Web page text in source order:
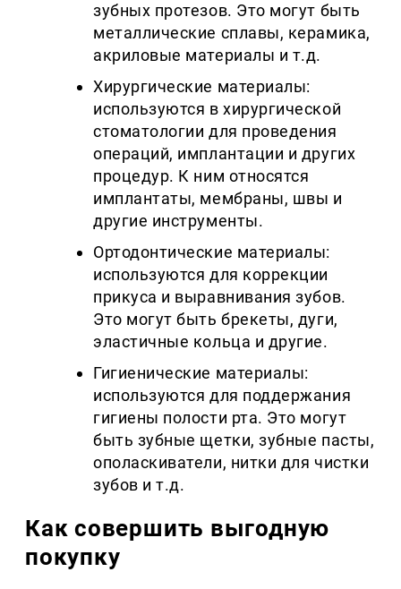
зубных протезов. Это могут быть
металлические сплавы, керамика,
акриловые материалы и т.д.
Хирургические материалы:
используются в хирургической
стоматологии для проведения
операций, имплантации и других
процедур. К ним относятся
имплантаты, мембраны, швы и
другие инструменты.
Ортодонтические материалы:
используются для коррекции
прикуса и выравнивания зубов.
Это могут быть брекеты, дуги,
эластичные кольца и другие.
Гигиенические материалы:
используются для поддержания
гигиены полости рта. Это могут
быть зубные щетки, зубные пасты,
ополаскиватели, нитки для чистки
зубов и т.д.
Как совершить выгодную
покупку